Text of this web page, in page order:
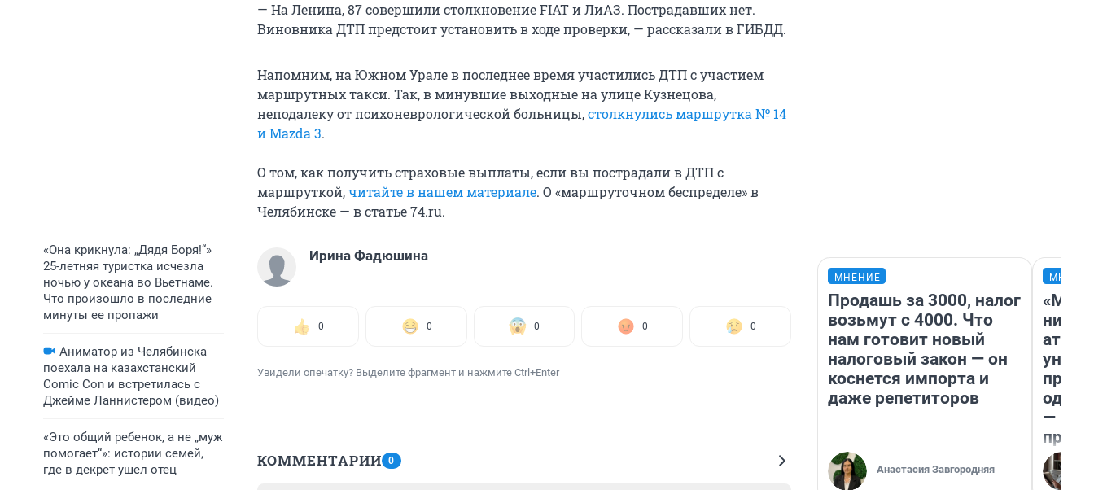
«Она крикнула: „Дядя Боря!“»
25-летняя туристка исчезла
ночью у океана во Вьетнаме.
Что произошло в последние
минуты ее пропажи
Аниматор из Челябинска
поехала на казахстанский
Comic Con и встретилась с
Джейме Ланнистером (видео)
«Это общий ребенок, а не „муж
помогает“»: истории семей,
где в декрет ушел отец
— На Ленина, 87 совершили столкновение FIAT и ЛиАЗ. Пострадавших нет.
Виновника ДТП предстоит установить в ходе проверки, — рассказали в ГИБДД.
Напомним, на Южном Урале в последнее время участились ДТП с участием
маршрутных такси. Так, в минувшие выходные на улице Кузнецова,
неподалеку от психоневрологической больницы,столкнулись маршрутка № 14
и Mazda 3.
О том, как получить страховые выплаты, если вы пострадали в ДТП с
маршруткой,читайте в нашем материале. О «маршруточном беспределе» в
Челябинске — в статье 74.ru.
Ирина Фадюшина
0 0 0 0 0
Увидели опечатку? Выделите фрагмент и нажмите Ctrl+Enter
КОММЕНТАРИИ 0
МНЕНИЕ
Продашь за 3000, налог
возьмут с 4000. Что
нам готовит новый
налоговый закон — он
коснется импорта и
даже репетиторов
Анастасия Завгородняя
атаки
—